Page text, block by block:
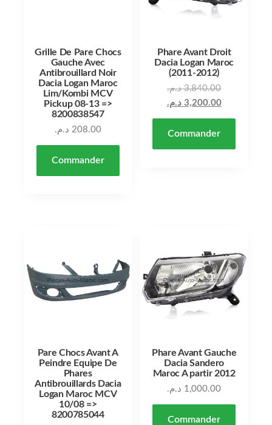
Grille De Pare Chocs
Gauche Avec
Antibrouillard Noir
Dacia Logan Maroc
Lim/Kombi MCV
Pickup 08-13 =>
8200838547
208.00 د.م.
Commander
Phare Avant Droit
Dacia Logan Maroc
(2011-2012)
3,840.00 د.م.
3,200.00 د.م.
Commander
Pare Chocs Avant A
Peindre Equipe De
Phares
Antibrouillards Dacia
Logan Maroc MCV
10/08 =>
8200785044
Phare Avant Gauche
Dacia Sandero
Maroc A partir 2012
1,000.00 د.م.
Commander